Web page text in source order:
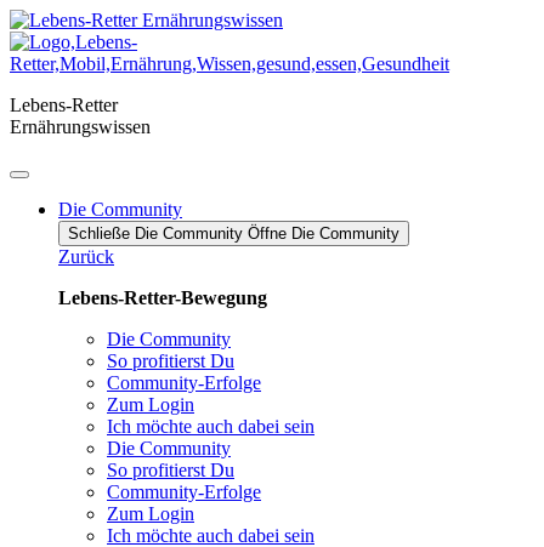
Zum
Inhalt
springen
Lebens-Retter
Ernährungswissen
Die Community
Schließe Die Community Öffne Die Community
Zurück
Lebens-Retter-Bewegung
Die Community
So profitierst Du
Community-Erfolge
Zum Login
Ich möchte auch dabei sein
Die Community
So profitierst Du
Community-Erfolge
Zum Login
Ich möchte auch dabei sein